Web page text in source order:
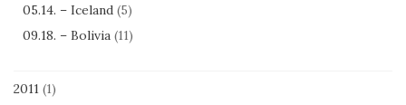
05.14. – Iceland (5)
09.18. – Bolivia (11)
2011 (1)